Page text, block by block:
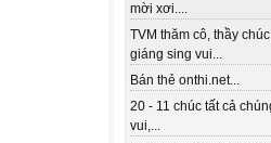
mời xơi....
TVM thăm cô, thầy
giáng sing vui...
Bán thẻ onthi.net...
20 - 11 chúc tất cả
vui,...